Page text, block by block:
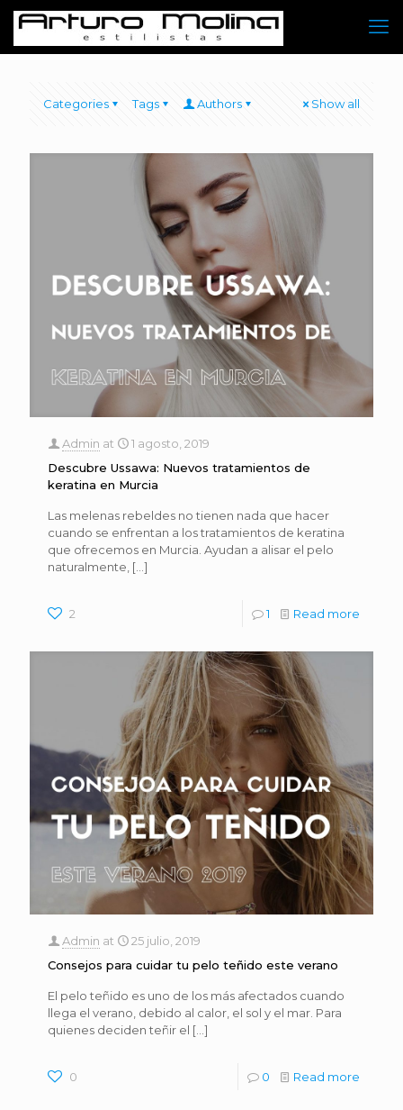
Categories Tags Authors Show all
Admin at
1 agosto, 2019
Descubre Ussawa: Nuevos tratamientos de
keratina en Murcia
Las melenas rebeldes no tienen nada que hacer
cuando se enfrentan a los tratamientos de keratina
que ofrecemos en Murcia. Ayudan a alisar el pelo
naturalmente, […]
2 1 Read more
Admin at
25 julio, 2019
Consejos para cuidar tu pelo teñido este verano
El pelo teñido es uno de los más afectados cuando
llega el verano, debido al calor, el sol y el mar. Para
quienes deciden teñir el […]
0 0 Read more